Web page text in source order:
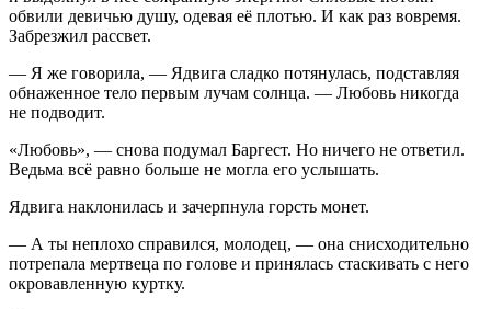
обвили девичью душу, одевая её плотью. И как раз вовремя.
Забрезжил рассвет.
— Я же говорила, — Ядвига сладко потянулась, подставляя
обнаженное тело первым лучам солнца. — Любовь никогда
не подводит.
«Любовь», — снова подумал Баргест. Но ничего не ответил.
Ведьма всё равно больше не могла его услышать.
Ядвига наклонилась и зачерпнула горсть монет.
— А ты неплохо справился, молодец, — она снисходительно
потрепала мертвеца по голове и принялась стаскивать с него
окровавленную куртку.